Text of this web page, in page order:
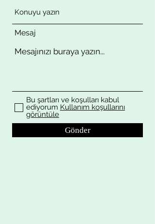
Mesaj
Bu şartları ve koşulları kabul
ediyorum Kullanım koşullarını
görüntüle
Gönder